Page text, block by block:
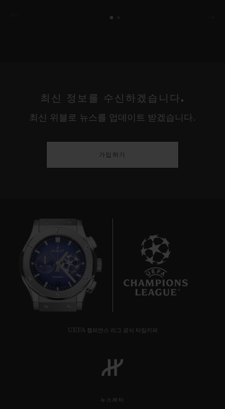
최신 정보를 수신하겠습니다.
최신 위블로 뉴스를 업데이트 받겠습니다.
가입하기
UEFA 챔피언스 리그 공식 타임키퍼
뉴스레터